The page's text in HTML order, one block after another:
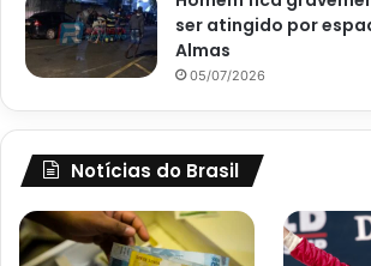
ser atingido por
Almas
05/07/2026
Notícias do Brasil